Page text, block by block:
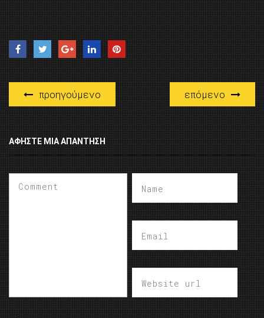
προηγούμενο επόμενο
ΑΦΉΣΤΕ ΜΙΑ ΑΠΆΝΤΗΣΗ